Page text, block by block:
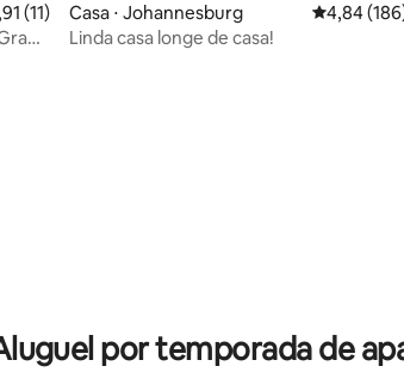
de uma avaliação média de 5, 11 avaliações
(11)
Casa ⋅ Johannesburg 4,84 de
4,84
Linda casa longe de casa!
por temporada de